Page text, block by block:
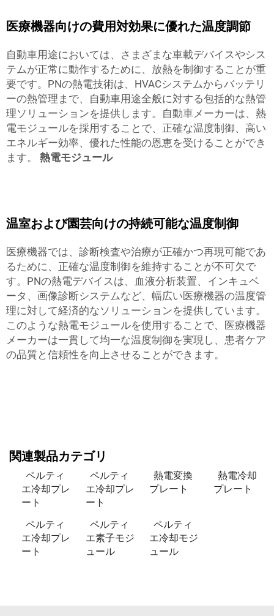
医療機器向けの費用対効果に優れた温度調節
自動車用途においては、さまざまな車載デバイスやシス
テムが正常に動作するために、放熱を制御することが重
要です。PNの熱電技術は、HVACシステムからバッテリ
ーの熱管理まで、自動車用途全般に対する包括的な熱管
理ソリューションを提供します。自動車メーカーは、熱
電モジュールを採用することで、正確な温度制御、高い
エネルギー効率、優れた性能の恩恵を受けることができ
ます。 熱電モジュール
温室および園芸向けの持続可能な温度制御
医療機器では、診断検査や治療が正確かつ再現可能であ
るために、正確な温度制御を維持することが不可欠で
す。PNの熱電デバイスは、血液分析装置、インキュベ
ータ、画像診断システムなど、幅広い医療機器の温度管
理に対して経済的なソリューションを提供しています。
このような熱電モジュールを使用することで、医療機器
メーカーは一貫して均一な温度制御を実現し、患者ケア
の品質と信頼性を向上させることができます。
関連製品カテゴリ
ペルティ
エ冷却プレ
ート
ペルティ
エ冷却プレ
ート
熱電変換
プレート
熱電冷却
プレート
ペルティ
エ冷却プレ
ート
ペルティ
エ素子モジ
ュール
ペルティ
エ冷却モジ
ュール